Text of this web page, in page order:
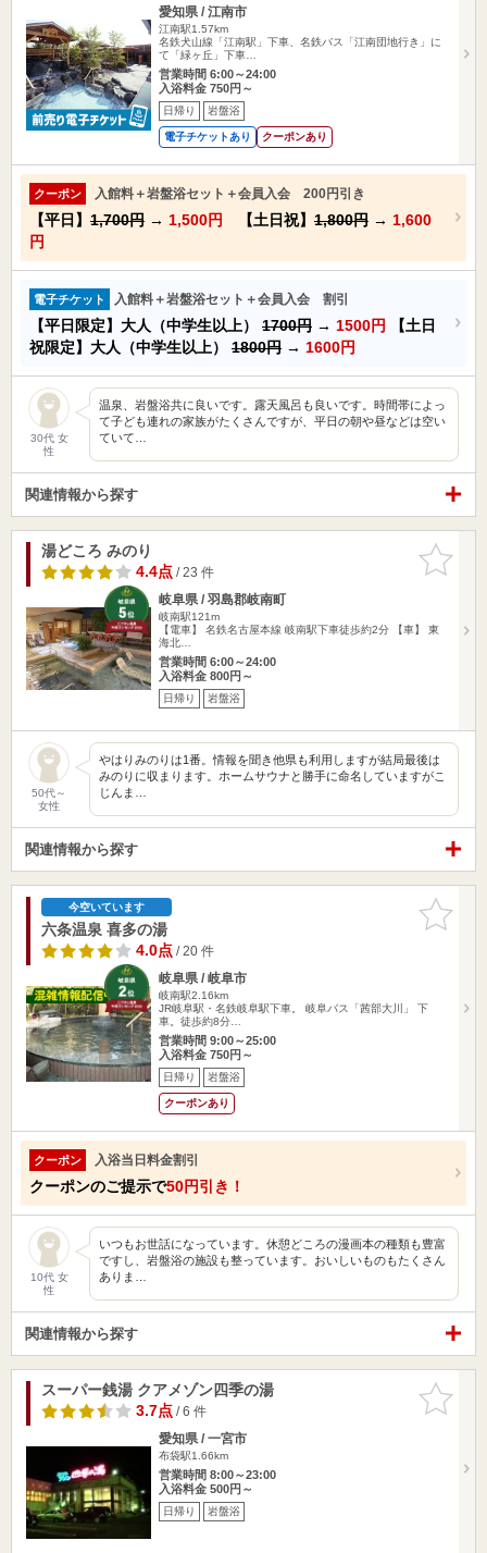
愛知県 / 江南市
江南駅1.57km
名鉄犬山線「江南駅」下車、名鉄バス「江南団地行き」に
て「緑ヶ丘」下車…
営業時間 6:00～24:00
入浴料金 750円～
日帰り 岩盤浴
電子チケットあり クーポンあり
クーポン 入館料＋岩盤浴セット＋会員入会 200円引き
【平日】 1,700円 → 1,500円 【土日祝】 1,800円 → 1,600
円
電子チケット 入館料＋岩盤浴セット＋会員入会 割引
【平日限定】大人（中学生以上） 1700円 → 1500円
【土日
祝限定】大人（中学生以上） 1800円 → 1600円
30代 女
性
温泉、岩盤浴共に良いです。露天風呂も良いです。時間帯によっ
て子ども連れの家族がたくさんですが、平日の朝や昼などは空い
ていて…
関連情報から探す
お気に入
りに追加
湯どころ みのり
4.4点/ 23 件
岐阜県 / 羽島郡岐南町
岐南駅121m
【電車】 名鉄名古屋本線 岐南駅下車徒歩約2分 【車】 東
海北…
営業時間 6:00～24:00
入浴料金 800円～
日帰り 岩盤浴
50代～
女性
やはりみのりは1番。情報を聞き他県も利用しますが結局最後は
みのりに収まります。ホームサウナと勝手に命名していますがこ
じんま…
関連情報から探す
お気に入
りに追加
今空いています
六条温泉 喜多の湯
4.0点/ 20 件
岐阜県 / 岐阜市
岐南駅2.16km
JR岐阜駅・名鉄岐阜駅下車。 岐阜バス「茜部大川」 下
車。徒歩約8分…
営業時間 9:00～25:00
入浴料金 750円～
日帰り 岩盤浴
クーポンあり
クーポン 入浴当日料金割引
クーポンのご提示で50円引き！
10代 女
性
いつもお世話になっています。休憩どころの漫画本の種類も豊富
ですし、岩盤浴の施設も整っています。おいしいものもたくさん
ありま…
関連情報から探す
お気に入
りに追加
スーパー銭湯 クアメゾン四季の湯
3.7点/ 6 件
愛知県 / 一宮市
布袋駅1.66km
営業時間 8:00～23:00
入浴料金 500円～
日帰り 岩盤浴